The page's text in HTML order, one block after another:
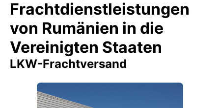
Frachtdienstleistungen
von Rumänien in die
Vereinigten Staaten
LKW-Frachtversand